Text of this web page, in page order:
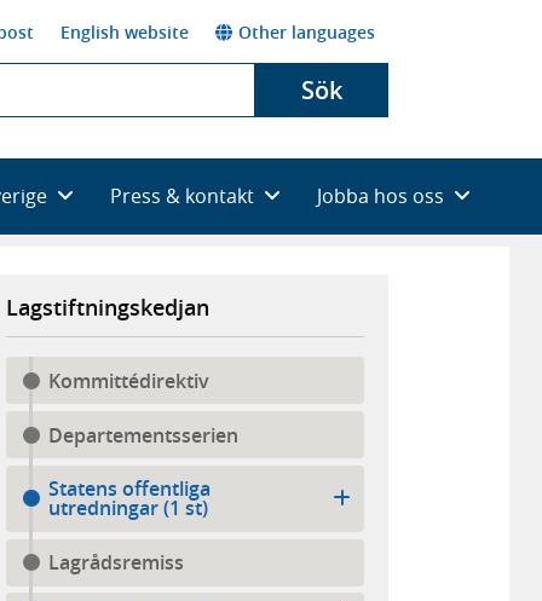
English website Other languages
Sök
Press & kontakt Jobba hos oss
Lagstiftningskedjan
Kommittédirektiv
Departementsserien
Statens offentliga
utredningar (1 st)
Lagrådsremiss